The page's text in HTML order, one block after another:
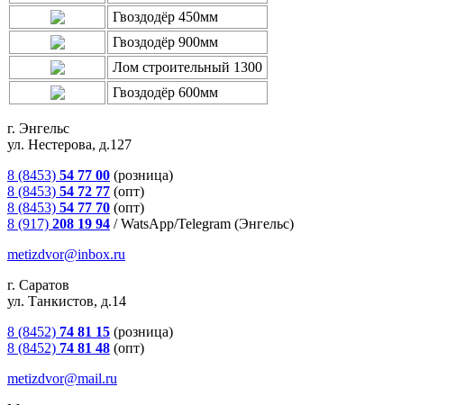
Гвоздодёр 450мм
Гвоздодёр 900мм
Лом строительный 1300
Гвоздодёр 600мм
г. Энгельс
ул. Нестерова, д.127
8 (8453) 54 77 00 (розница)
8 (8453) 54 72 77 (опт)
8 (8453) 54 77 70 (опт)
8 (917) 208 19 94 /WatsApp/Telegram (Энгельс)
metizdvor@inbox.ru
г. Саратов
ул. Танкистов, д.14
8 (8452) 74 81 15 (розница)
8 (8452) 74 81 48 (опт)
metizdvor@mail.ru